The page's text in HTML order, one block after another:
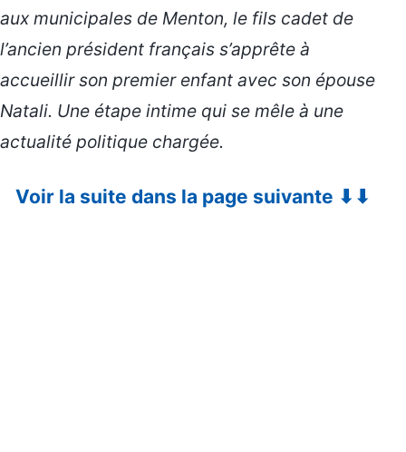
aux municipales de Menton, le fils cadet de
l’ancien président français s’apprête à
accueillir son premier enfant avec son épouse
Natali. Une étape intime qui se mêle à une
actualité politique chargée.
Voir la suite dans la page suivante ⬇⬇